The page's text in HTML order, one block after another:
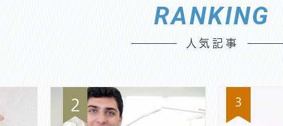
RANKING
人気記事
2 3